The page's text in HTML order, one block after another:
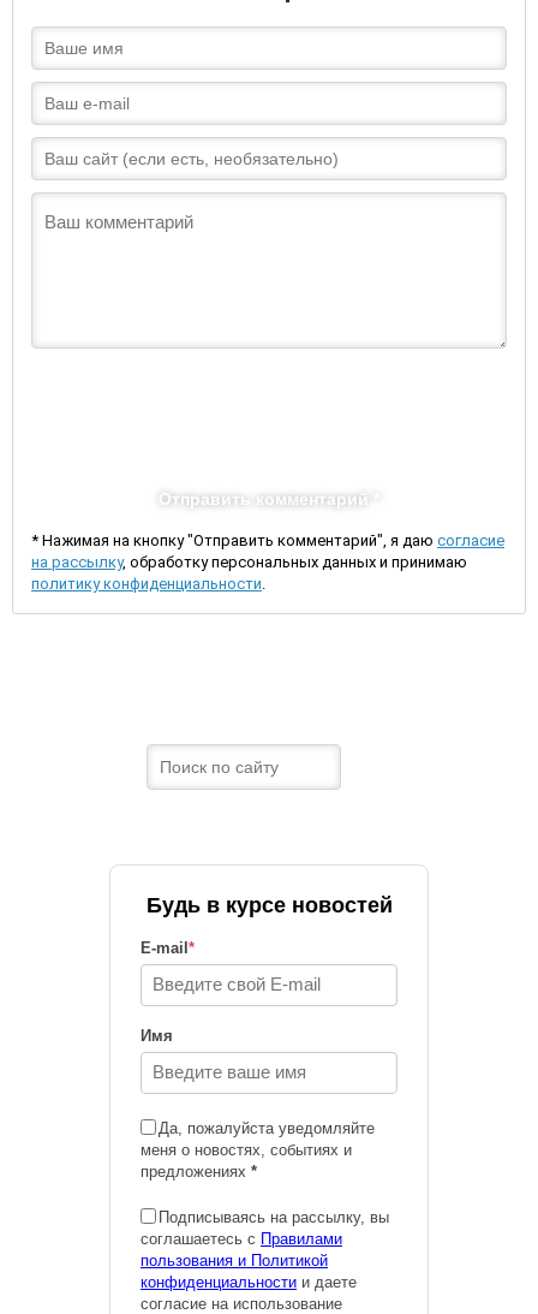
Отправить комментарий *
* Нажимая на кнопку "Отправить комментарий", я даю согласие
на рассылку, обработку персональных данных и принимаю
политику конфиденциальности
Будь в курсе новостей
E-mail*
Имя
Да, пожалуйста уведомляйте
меня о новостях, событиях и
предложениях *
Подписываясь на рассылку, вы
соглашаетесь с Правилами
пользования и Политикой
конфиденциальности и даете
согласие на использование